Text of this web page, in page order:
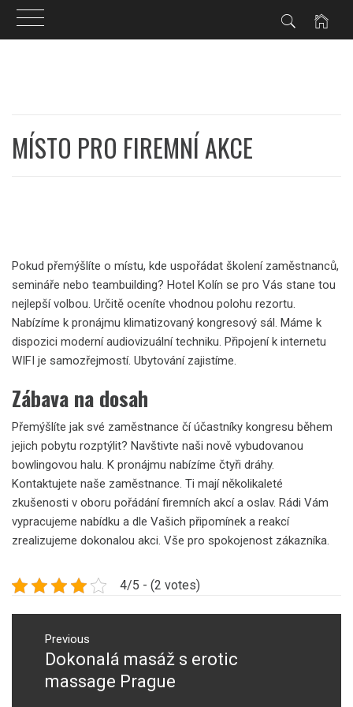
MÍSTO PRO FIREMNÍ AKCE
Pokud přemýšlíte o místu, kde uspořádat školení zaměstnanců,
semináře nebo teambuilding? Hotel Kolín se pro Vás stane tou
nejlepší volbou. Určitě oceníte vhodnou polohu rezortu.
Nabízíme k pronájmu klimatizovaný kongresový sál. Máme k
dispozici moderní audiovizuální techniku. Připojení k internetu
WIFI je samozřejmostí. Ubytování zajistíme.
Zábava na dosah
Přemýšlíte jak své zaměstnance čí účastníky kongresu během
jejich pobytu rozptýlit? Navštivte naši nově vybudovanou
bowlingovou halu. K pronájmu nabízíme čtyři dráhy.
Kontaktujete naše zaměstnance. Ti mají několikaleté
zkušenosti v oboru pořádání firemních akcí a oslav. Rádi Vám
vypracujeme nabídku a dle Vašich připomínek a reakcí
zrealizujeme dokonalou akci. Vše pro spokojenost zákazníka.
4/5 - (2 votes)
Navigace
příspěvek
Previous
Previous
post:
Dokonalá masáž s erotic
massage Prague